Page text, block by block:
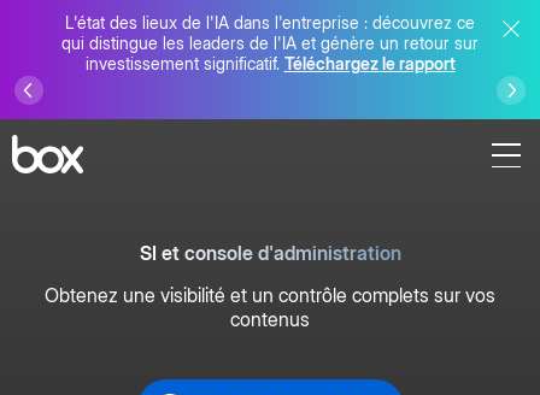
L'état des lieux de l'IA dans l'entreprise : découvrez ce
qui distingue les leaders de l'IA et génère un retour sur
investissement significatif. Téléchargez le rapport
SI et console d'administration
Obtenez une visibilité et un contrôle complets sur vos
contenus